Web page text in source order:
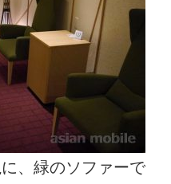
、緑のソファーで